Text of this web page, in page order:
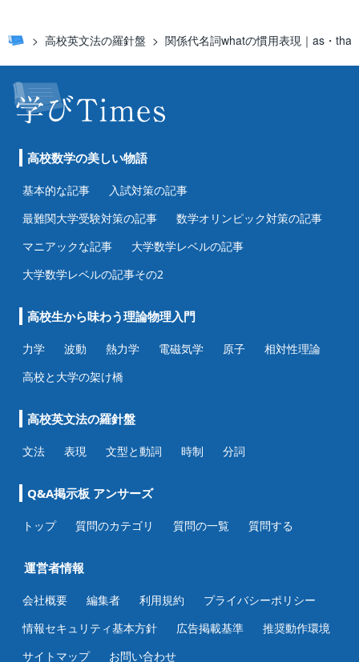
高校英文法の羅針盤 関係代名詞whatの慣用表現｜as・
高校数学の美しい物語
基本的な記事
入試対策の記事
最難関大学受験対策の記事
数学オリンピック対策の記事
マニアックな記事
大学数学レベルの記事
大学数学レベルの記事その2
高校生から味わう理論物理入門
力学 波動 熱力学 電磁気学 原子
相対性理論
高校と大学の架け橋
高校英文法の羅針盤
文法 表現 文型と動詞 時制 分詞
Q&A掲示板 アンサーズ
トップ 質問のカテゴリ 質問の一覧 質問する
運営者情報
会社概要 編集者 利用規約
プライバシーポリシー
情報セキュリティ基本方針
広告掲載基準
推奨動作環境
サイトマップ
お問い合わせ